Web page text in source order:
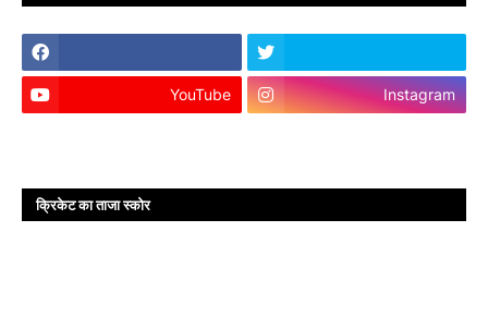
YouTube Instagram
क्रिकेट का ताजा स्कोर